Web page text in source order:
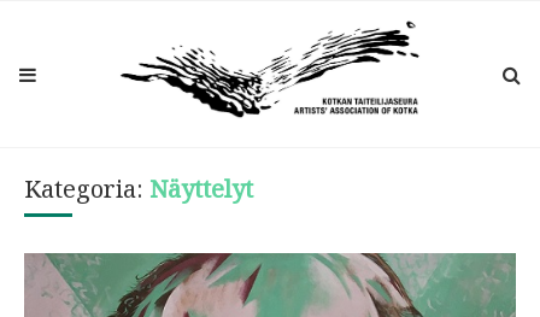
Kategoria: Näyttelyt